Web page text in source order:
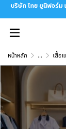
บริษัท ไทย ยูนิฟอร์ม
หน้าหลัก ... เสื้อ